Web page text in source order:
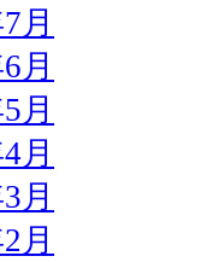
月
月
月
月
月
月